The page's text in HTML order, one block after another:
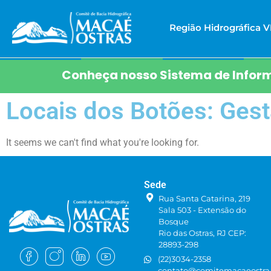
Região Hidrográfica
Conheça nosso Sistema de
Locais dos Botões:
It seems we can't find what you're looking for.
Sede
Rua Santa Catarina, 219
Sala 503 - Extensão do
Bosque
Rio das Ostras, RJ CEP:
28893-298
(22)3034-2358